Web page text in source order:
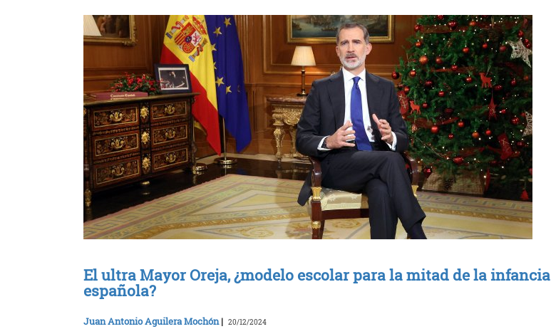
El ultra Mayor Oreja, ¿modelo escolar para la mitad de la infancia
española?
Juan Antonio Aguilera Mochón| 20/12/2024